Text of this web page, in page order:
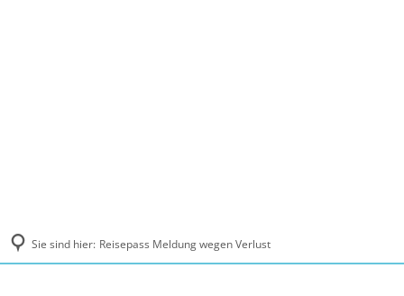
Sie sind hier: Reisepass Meldung wegen Verlust